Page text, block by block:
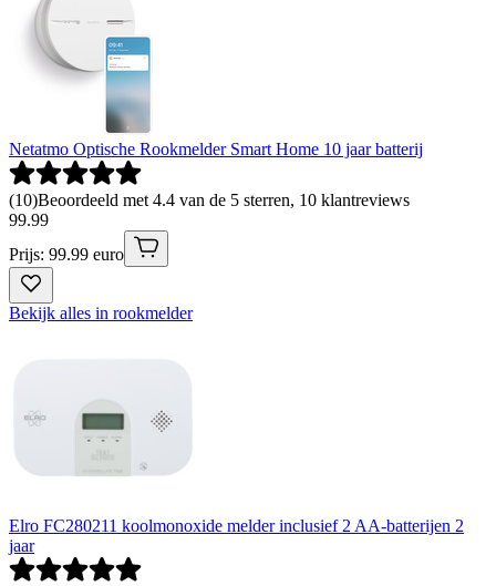
Netatmo Optische Rookmelder Smart Home 10 jaar batterij
(10)Beoordeeld met 4.4 van de 5 sterren, 10 klantreviews
99.99
Prijs: 99.99 euro
Bekijk alles in rookmelder
Elro FC280211 koolmonoxide melder inclusief 2 AA-batterijen 2
jaar